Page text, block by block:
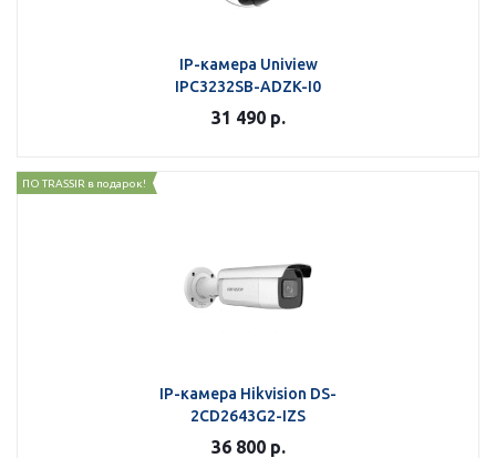
IP-камера Uniview
IPC3232SB-ADZK-I0
31 490р.
ПО TRASSIR в подарок!
IP-камера Hikvision DS-
2CD2643G2-IZS
36 800р.